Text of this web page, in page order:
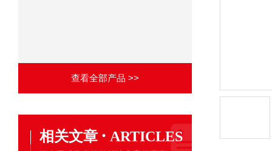
查看全部产品 >>
相关文章 · ARTICLES